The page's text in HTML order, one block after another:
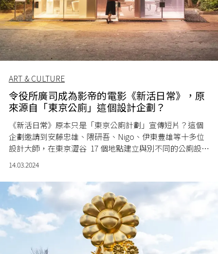
ART & CULTURE
令役所廣司成為影帝的電影《新活日常》，原
來源自「東京公廁」這個設計企劃？
《新活日常》原本只是「東京公廁計劃」宣傳短片？這個
企劃邀請到安藤忠雄、隈研吾、Nigo、伊東豊雄等十多位
設計大師，在東京澀谷 17 個地點建立與別不同的公廁設
施！
14.03.2024